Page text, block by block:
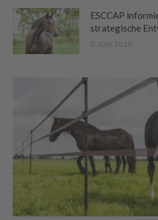
ESCCAP
strategische
2. JUNI 2026